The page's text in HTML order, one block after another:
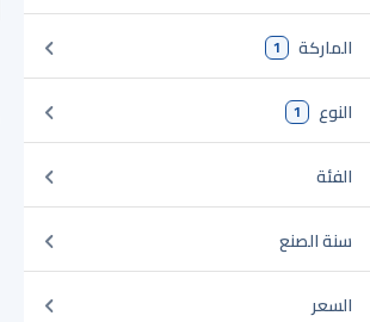
الماركة 1
النوع 1
الفئة
سنة الصنع
السعر